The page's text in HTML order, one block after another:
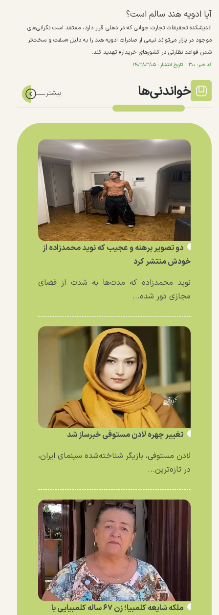
آیا ادویه هند سالم است؟
اندیشکده تحقیقات تجارت جهانی که در دهلی قرار دارد، معتقد است نگرانی‌های
موجود در بازار می‌تواند نیمی از صادرات ادویه هند را به دلیل «سفت و سخت‌تر
شدن قواعد نظارتی در کشورهای خریدار» تهدید کند.
کد خبر: ۳۰۰ تاریخ انتشار : ۱۴۰۳/۰۳/۰۵
خواندنی‌ها
دو تصویر برهنه و عجیب که نوید محمدزاده از
خودش منتشر کرد
نوید محمدزاده که مدت‌ها به شدت از فضای
مجازی دور شده...
تغییر چهره لادن مستوفی خبرساز شد
لادن مستوفی، بازیگر شناخته‌شده سینمای ایران،
در تازه‌ترین...
ملکه شایعه کلمبیا؛ زن ۶۷ ساله کلمبیایی با